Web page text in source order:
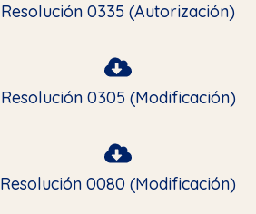
Resolución 0335 (Autorización)
Resolución 0305 (Modificación)
Resolución 0080 (Modificación)